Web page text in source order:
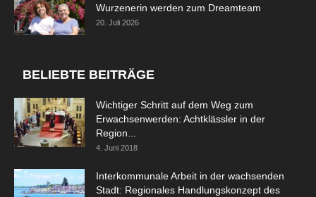
Wurzenerin werden zum Dreamteam
20. Juli 2026
BELIEBTE BEITRÄGE
Wichtiger Schritt auf dem Weg zum
Erwachsenwerden: Achtklässler in der
Region...
4. Juni 2018
Interkommunale Arbeit in der wachsenden
Stadt: Regionales Handlungskonzept des